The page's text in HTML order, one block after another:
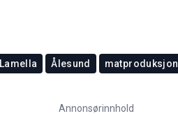
Lamella Ålesund matproduksjon
Annonsørinnhold